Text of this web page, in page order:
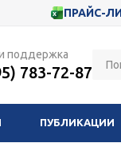
ПРАЙС-
поддержка
783-72-87
ПУБЛИКАЦИИ